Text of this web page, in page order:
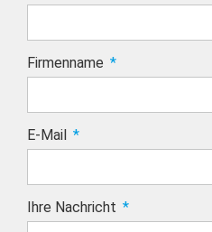
Firmenname
E-Mail
Ihre Nachricht